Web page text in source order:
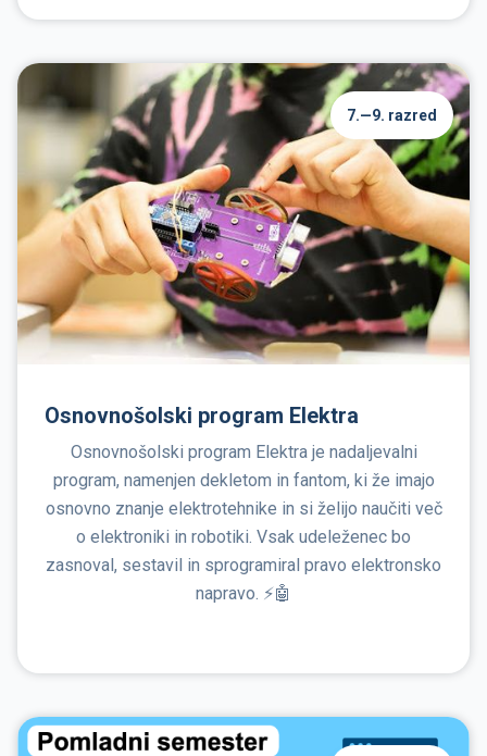
7.—9. razred
Osnovnošolski program Elektra
Osnovnošolski program Elektra je nadaljevalni
program, namenjen dekletom in fantom, ki že imajo
osnovno znanje elektrotehnike in si želijo naučiti več
o elektroniki in robotiki. Vsak udeleženec bo
zasnoval, sestavil in sprogramiral pravo elektronsko
napravo. ⚡🤖